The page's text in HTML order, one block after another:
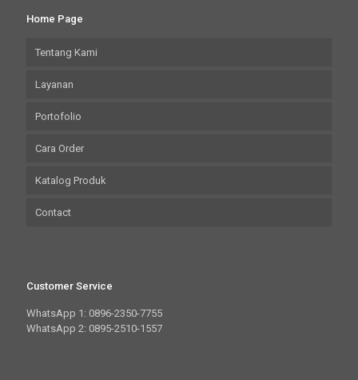
Home Page
Tentang Kami
Layanan
Portofolio
Cara Order
Katalog Produk
Contact
Customer Service
WhatsApp 1: 0896-2350-7755
WhatsApp 2: 0895-2510-1557